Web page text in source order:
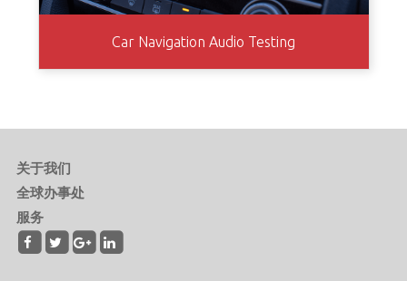
Car Navigation Audio Testing
关于我们
全球办事处
服务